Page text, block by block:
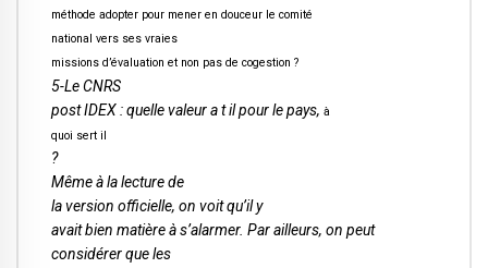
méthode adopter pour mener en douceur le comité
national vers ses vraies
missions d’évaluation et non pas de cogestion ?
5-Le CNRS
post IDEX : quelle valeur a t il pour le pays, à
quoi sert il
?
Même à la lecture de
la version officielle, on voit qu’il y
avait bien matière à s’alarmer. Par ailleurs, on peut
considérer que les